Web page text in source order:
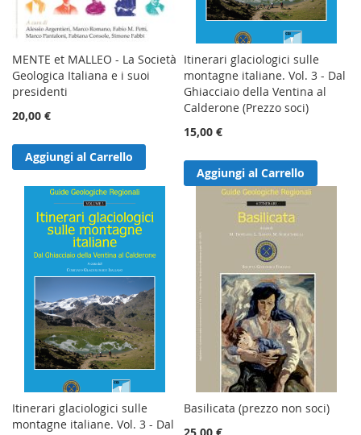
MENTE et MALLEO - La Società
Geologica Italiana e i suoi
presidenti
20,00 €
Aggiungi al Carrello
Itinerari glaciologici sulle
montagne italiane. Vol. 3 - Dal
Ghiacciaio della Ventina al
Calderone (Prezzo soci)
15,00 €
Aggiungi al Carrello
Itinerari glaciologici sulle
montagne italiane. Vol. 3 - Dal
Basilicata (prezzo non soci)